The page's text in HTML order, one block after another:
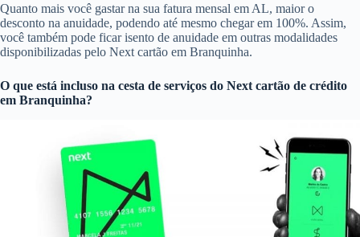
Quanto mais você gastar na sua fatura mensal em AL, maior o
desconto na anuidade, podendo até mesmo chegar em 100%. Assim,
você também pode ficar isento de anuidade em outras modalidades
disponibilizadas pelo Next cartão em Branquinha.
O que está incluso na cesta de serviços do Next cartão de crédito
em Branquinha?